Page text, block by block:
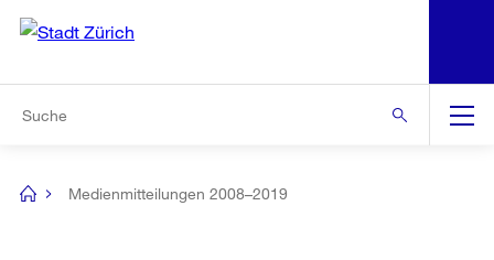
Navigation
[no
Medienmitteilungen 2008–2019